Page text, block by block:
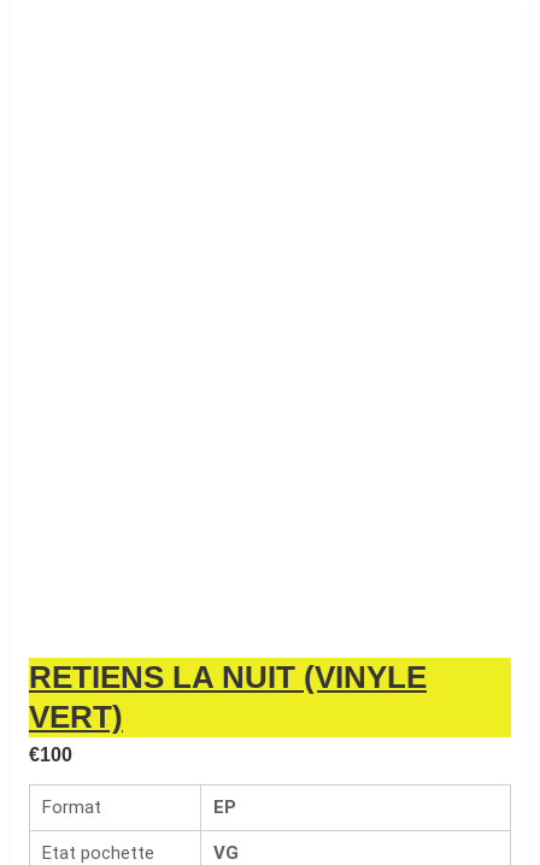
RETIENS LA NUIT (VINYLE
VERT)
€100
Format EP
Etat pochette VG